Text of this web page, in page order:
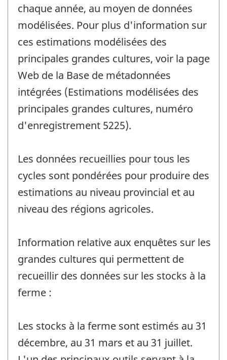
chaque année, au moyen de données
modélisées. Pour plus d'information sur
ces estimations modélisées des
principales grandes cultures, voir la page
Web de la Base de métadonnées
intégrées (Estimations modélisées des
principales grandes cultures, numéro
d'enregistrement 5225).
Les données recueillies pour tous les
cycles sont pondérées pour produire des
estimations au niveau provincial et au
niveau des régions agricoles.
Information relative aux enquêtes sur les
grandes cultures qui permettent de
recueillir des données sur les stocks à la
ferme :
Les stocks à la ferme sont estimés au 31
décembre, au 31 mars et au 31 juillet.